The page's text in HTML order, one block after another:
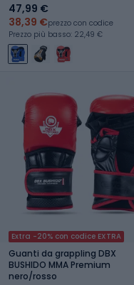
47,99 €
38,39 €prezzo con codice
Prezzo più basso: 22,49 €
Extra -20% con codice EXTRA
Guanti da grappling DBX
BUSHIDO MMA Premium
nero/rosso